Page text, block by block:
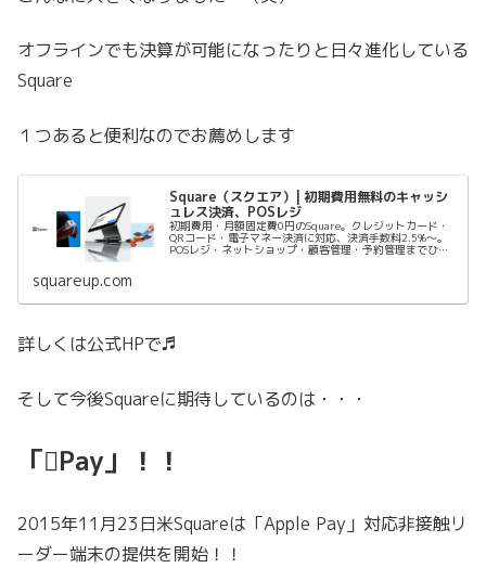
オフラインでも決算が可能になったりと日々進化している
Square
１つあると便利なのでお薦めします
Square（スクエア）| 初期費用無料のキャッシ
ュレス決済、POSレジ
初期費用・月額固定費0円のSquare。クレジットカード・
QRコード・電子マネー決済に対応、決済手数料2.5%〜。
POSレジ・ネットショップ・顧客管理・予約管理までひと
squareup.com
詳しくは公式HPで♬
そして今後Squareに期待しているのは・・・
「Pay」！！
2015年11月23日米Squareは「Apple Pay」対応非接触リ
ーダー端末の提供を開始！！